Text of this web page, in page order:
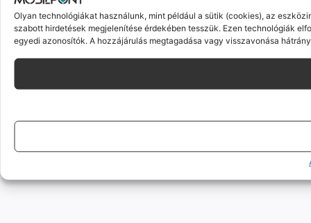
Olyan technológiákat használunk, mint például a sütik (cookies), az
szabott hirdetések megjelenítése érdekében tesszük. Ezen technológiák
egyedi azonosítók. A hozzájárulás megtagadása vagy visszavonása